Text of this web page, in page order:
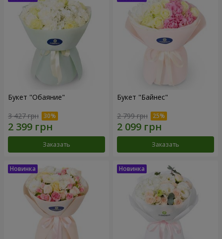
Букет "Обаяние"
3 427 грн
Заказать
Букет "Байнес"
2 799 грн
Заказать